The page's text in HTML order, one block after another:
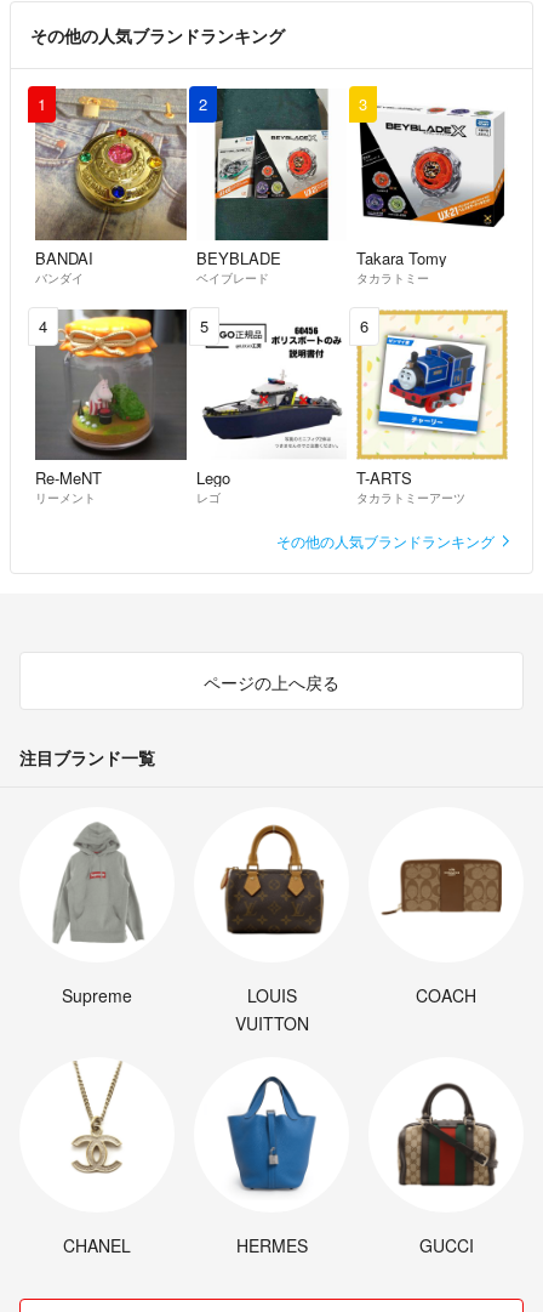
#マジックドラゴンマウンテン
#ウルフ盗賊団の隠れ家
#森の人の砦
#王子様のお城
#王様の城
#モルシアの城
#オルランの砦
#ブラデックの暗黒の要塞
#国境の戦い
#ミストランドタワー
#ダークシャーク号
#シーフォーク号
#シーライオン号
#シースター号
#ポートロイヤルの港
#オロンガ島
#ロロア島
#エムトロン
#スパイラス
#ゲイル副官
#ロンゴ族
#ブラックナイト
#ドラゴンナイト
#ゴーストナイト
#クルセイダー
#謎のゆうれい
#コウモリ男爵
#魔女ヒルダ
#ウルフ盗賊団
#ダークフォレスト
その他の人気ブランドランキング
1
BANDAI
バンダイ
2
BEYBLADE
ベイブレード
3
Takara Tomy
タカラトミー
4
Re-MeNT
リーメント
5
Lego
レゴ
6
T-ARTS
タカラトミーアーツ
その他の人気ブランドランキング
ページの上へ戻る
注目ブランド一覧
Supreme
LOUIS
VUITTON
COACH
CHANEL HERMES GUCCI